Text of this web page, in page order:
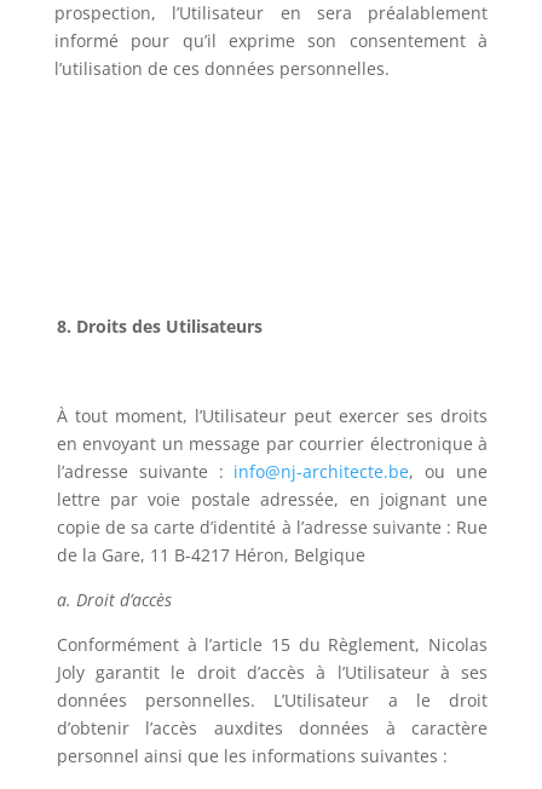
prospection, l’Utilisateur en sera préalablement
informé pour qu’il exprime son consentement à
l’utilisation de ces données personnelles.
8. Droits des Utilisateurs
À tout moment, l’Utilisateur peut exercer ses droits
en envoyant un message par courrier électronique à
l’adresse suivante : info@nj-architecte.be, ou une
lettre par voie postale adressée, en joignant une
copie de sa carte d’identité à l’adresse suivante : Rue
de la Gare, 11 B-4217 Héron, Belgique
a. Droit d’accès
Conformément à l’article 15 du Règlement, Nicolas
Jolygarantit le droit d’accès à l’Utilisateur à ses
données personnelles. L’Utilisateur a le droit
d’obtenir l’accès auxdites données à caractère
personnel ainsi que les informations suivantes :